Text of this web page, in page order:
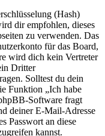
(Hash)
dir empfohlen, dieses
zu verwenden. Das
für das Board,
wird dich kein Vertreter
Dritter
Solltest du dein
Funktion „Ich habe
Software fragt
deiner E-Mail-Adresse
Passwort an diese
kannst.